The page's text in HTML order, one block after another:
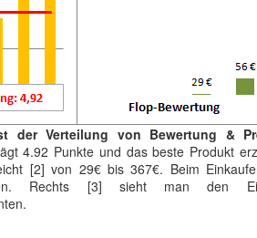
der Verteilung von Bewertung &
4.92 Punkte und das beste Produkt
[2] von 29€ bis 367€. Beim
Rechts [3] sieht man den